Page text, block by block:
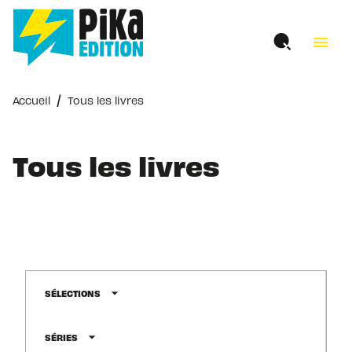
MENU RECHERCHE
PIED DE PAGE
menu
Accueil / Tous les livres
Tous les livres
SÉLECTIONS arrow_drop_down
SÉRIES arrow_drop_down